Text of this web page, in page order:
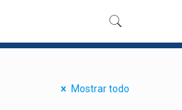
Mostrar todo